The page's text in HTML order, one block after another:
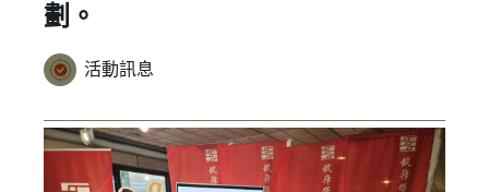
劃。
活動訊息